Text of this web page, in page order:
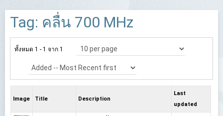
Tag: คลื่น 700 MHz
ทั้งหมด 1 - 1 จาก 1
Image Title Description
Last
updated